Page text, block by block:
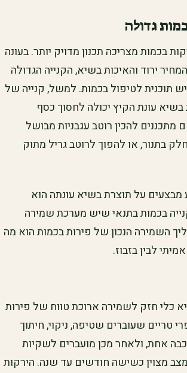
גדולה
בכמות מצריכה תכנון מדויק יותר. בעונה
ירוד והאיכות בשיא, הקנייה הגדולה
תוכנית לטיפול בכמות. למשל, קנייה של
בשיא עונת הקיץ יכולה לחסוך כסף
להכין רוטב עגבניות מבושל
בתנור, או להפוך לרוטב גריל מתוק
על תוצרת בשיא עונתה הוא
בכמות בתנאי שיש מערכת שמירה
השמירה הנכון של פירות בכמות הוא מה
לבין בזבוז.
כלי חזק לשמירה ארוכת טווח של פירות
טריים שעוברים שטיפה, ניקוי, חיתוך
אחת, ולאחר מכן מועברים לשקיות
מצוין כשישה חודשים עד שנה. הירקות